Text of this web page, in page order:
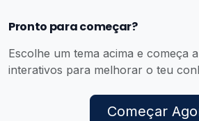
Pronto para começar?
Escolhe um tema acima e começa
interativos para melhorar o teu
Começar